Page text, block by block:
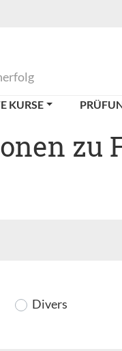
KURSE
zu
Divers